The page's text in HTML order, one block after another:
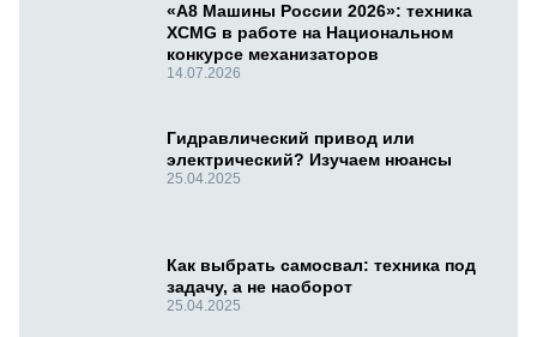
«А8 Машины России 2026»: техника
XCMG в работе на Национальном
конкурсе механизаторов
14.07.2026
Гидравлический привод или
электрический? Изучаем нюансы
25.04.2025
Как выбрать самосвал: техника под
задачу, а не наоборот
25.04.2025